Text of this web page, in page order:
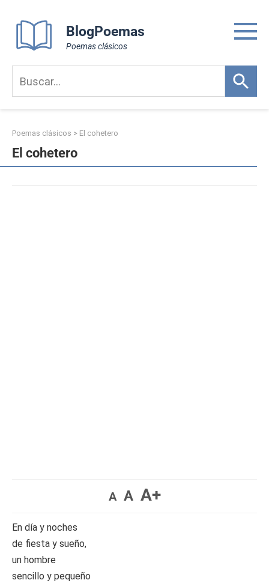
content
BlogPoemas
Poemas clásicos
Poemas clásicos > El cohetero
El cohetero
A A A+
En día y noches
de fiesta y sueño,
un hombre
sencillo y pequeño